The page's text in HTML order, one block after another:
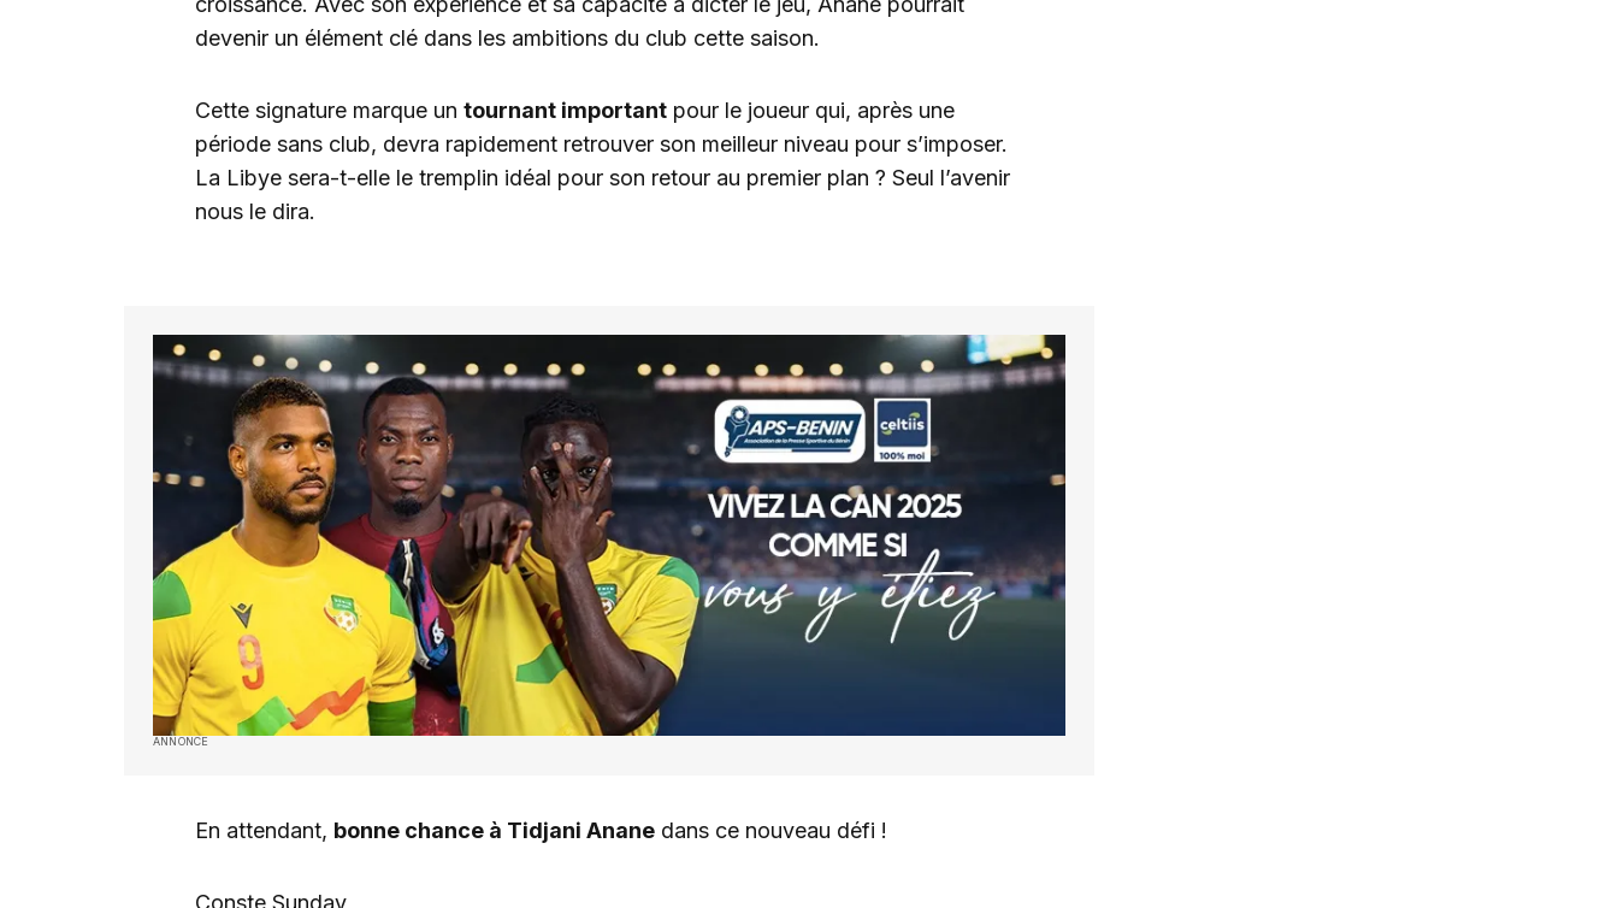
devenir un élément clé dans les ambitions du club cette saison.
Cette signature marque un tournant important pour le joueur qui, après une
période sans club, devra rapidement retrouver son meilleur niveau pour s’imposer.
La Libye sera-t-elle le tremplin idéal pour son retour au premier plan ? Seul l’avenir
nous le dira.
ANNONCE
En attendant, bonne chance à Tidjani Anane dans ce nouveau défi !
Conste Sunday